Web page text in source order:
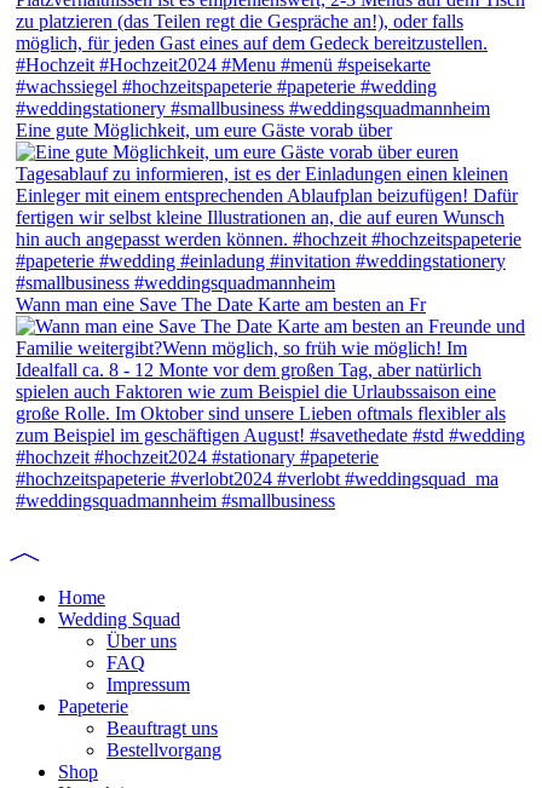
Eine gute Möglichkeit, um eure Gäste vorab über
Wann man eine Save The Date Karte am besten an Fr
Home
Wedding Squad
Über uns
FAQ
Impressum
Papeterie
Beauftragt uns
Bestellvorgang
Shop